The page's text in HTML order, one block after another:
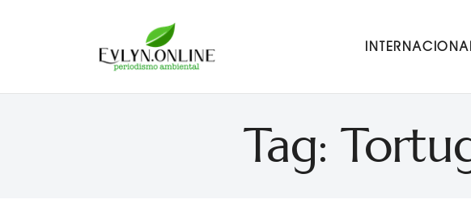
Tag:
Evlyn Online
Periodismo para autogobernarse